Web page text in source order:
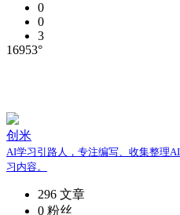
0
0
3
16953°
创米
AI学习引路人，专注编写、收集整理
习内容。
296 文章
0 粉丝